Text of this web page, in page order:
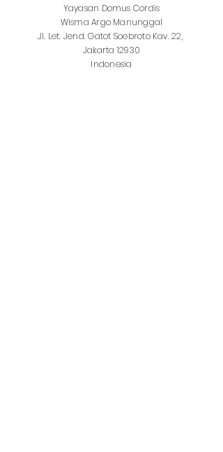
Yayasan Domus Cordis
Wisma Argo Manunggal
Jl. Let. Jend. Gatot Soebroto Kav. 22,
Jakarta 12930
Indonesia